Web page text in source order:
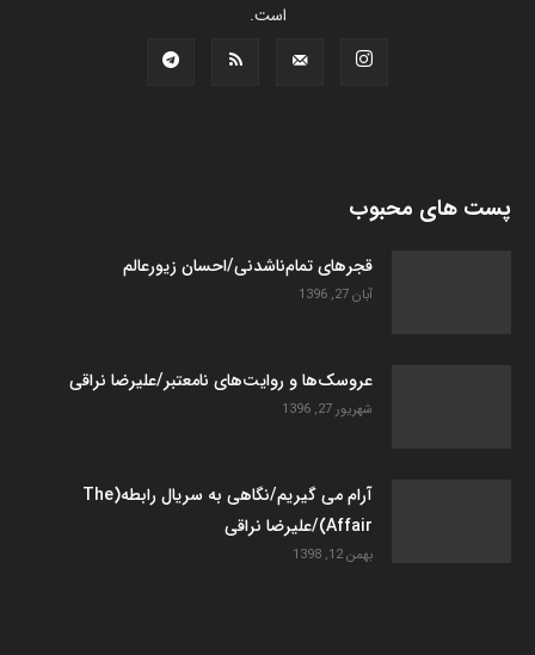
است.
پست های محبوب
قجرهای تمام‌ناشدنی/احسان زیورعالم
آبان 27, 1396
عروسک­‌ها و روایت­‌های نامعتبر/علیرضا نراقی
شهریور 27, 1396
آرام می گیریم/نگاهی به سریال رابطه(The
Affair)/علیرضا نراقی
بهمن 12, 1398